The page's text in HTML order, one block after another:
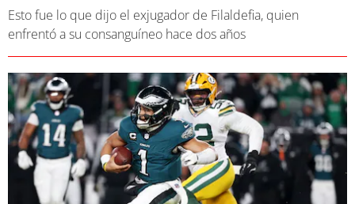
Esto fue lo que dijo el exjugador de Filaldefia, quien
enfrentó a su consanguíneo hace dos años